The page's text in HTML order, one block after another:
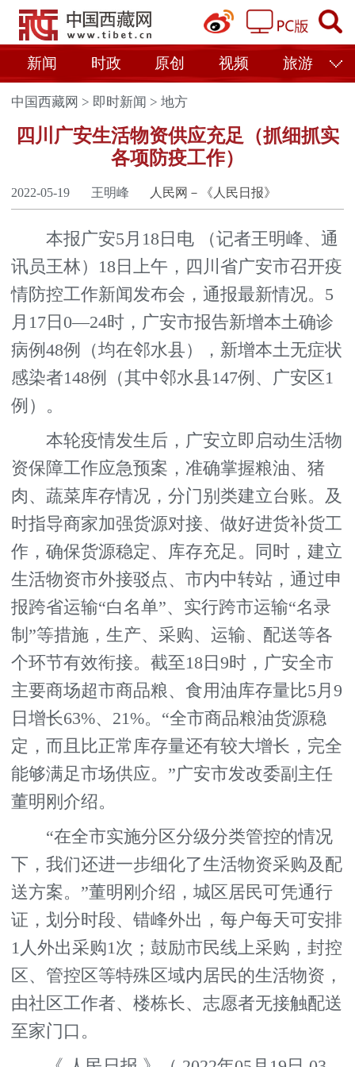
新闻 时政 原创 视频 旅游
中国西藏网 > 即时新闻 >地方
四川广安生活物资供应充足（抓细抓实
各项防疫工作）
2022-05-19 王明峰 人民网－《人民日报》
本报广安5月18日电 （记者王明峰、通
讯员王林）18日上午，四川省广安市召开疫
情防控工作新闻发布会，通报最新情况。5
月17日0—24时，广安市报告新增本土确诊
病例48例（均在邻水县），新增本土无症状
感染者148例（其中邻水县147例、广安区1
例）。
本轮疫情发生后，广安立即启动生活物
资保障工作应急预案，准确掌握粮油、猪
肉、蔬菜库存情况，分门别类建立台账。及
时指导商家加强货源对接、做好进货补货工
作，确保货源稳定、库存充足。同时，建立
生活物资市外接驳点、市内中转站，通过申
报跨省运输“白名单”、实行跨市运输“名录
制”等措施，生产、采购、运输、配送等各
个环节有效衔接。截至18日9时，广安全市
主要商场超市商品粮、食用油库存量比5月9
日增长63%、21%。“全市商品粮油货源稳
定，而且比正常库存量还有较大增长，完全
能够满足市场供应。”广安市发改委副主任
董明刚介绍。
“在全市实施分区分级分类管控的情况
下，我们还进一步细化了生活物资采购及配
送方案。”董明刚介绍，城区居民可凭通行
证，划分时段、错峰外出，每户每天可安排
1人外出采购1次；鼓励市民线上采购，封控
区、管控区等特殊区域内居民的生活物资，
由社区工作者、楼栋长、志愿者无接触配送
至家门口。